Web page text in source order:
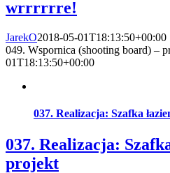
wrrrrrre!
JarekO2018-05-01T18:13:50+00:00
049. Wspornica (shooting board) –
01T18:13:50+00:00
037. Realizacja: Szafka
037. Realizacja:
projekt